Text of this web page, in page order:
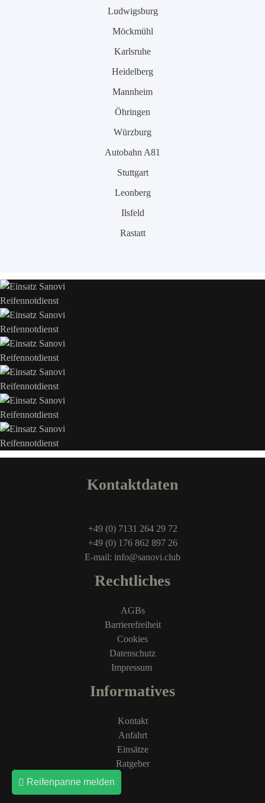
Reifenpanne melden
Ludwigsburg
Möckmühl
Karlsruhe
Heidelberg
Mannheim
Öhringen
Würzburg
Autobahn A81
Stuttgart
Leonberg
Ilsfeld
Rastatt
Kontaktdaten
+49 (0) 7131 264 29 72
+49 (0) 176 862 897 26
E-mail: info@sanovi.club
Rechtliches
AGBs
Barrierefreiheit
Cookies
Datenschutz
Impressum
Informatives
Kontakt
Anfahrt
Einsätze
Ratgeber